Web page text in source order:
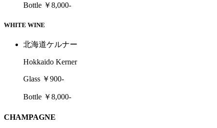
Bottle ￥8,000-
WHITE WINE
北海道ケルナー
Hokkaido Kerner
Glass ￥900-
Bottle ￥8,000-
CHAMPAGNE